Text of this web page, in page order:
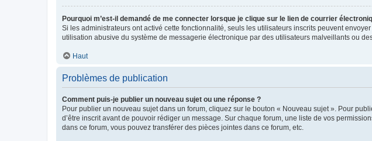
Pourquoi m’est-il demandé de me connecter lorsque je clique sur le lien de courrier
Si les administrateurs ont activé cette fonctionnalité, seuls les utilisateurs inscrits peuvent
utilisation abusive du système de messagerie électronique par des utilisateurs malveillants ou
Haut
Problèmes de publication
Comment puis-je publier un nouveau sujet ou une réponse ?
Pour publier un nouveau sujet dans un forum, cliquez sur le bouton « Nouveau sujet ». Pour
d’être inscrit avant de pouvoir rédiger un message. Sur chaque forum, une liste de vos
dans ce forum, vous pouvez transférer des pièces jointes dans ce forum, etc.